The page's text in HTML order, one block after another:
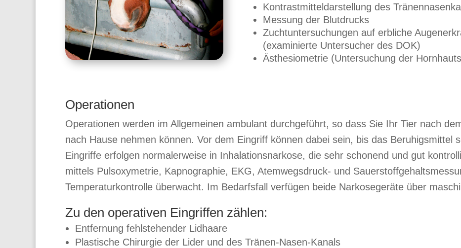
Kontrastmitteldarstellung des
Messung der Blutdrucks
Zuchtuntersuchungen auf erbliche
(examinierte Untersucher des DOK)
Ästhesiometrie (Untersuchung der
Operationen
Operationen werden im Allgemeinen ambulant durchgeführt, so dass Sie Ihr Tier nach
nach Hause nehmen können. Vor dem Eingriff können dabei sein, bis das Beruhigsmittel
Eingriffe erfolgen normalerweise in Inhalationsnarkose, die sehr schonend und gut
mittels Pulsoxymetrie, Kapnographie, EKG, Atemwegsdruck- und
Temperaturkontrolle überwacht. Im Bedarfsfall verfügen beide Narkosegeräte über
Zu den operativen Eingriffen zählen:
Entfernung fehlstehender Lidhaare
Plastische Chirurgie der Lider und des Tränen-Nasen-Kanals